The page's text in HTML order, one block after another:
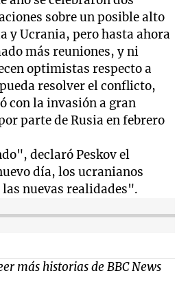
sobre un posible alto
y Ucrania, pero hasta ahora
más reuniones, y ni
optimistas respecto a
resolver el conflicto,
con la invasión a gran
parte de Rusia en febrero
declaró Peskov el
día, los ucranianos
nuevas realidades".
más historias de BBC News